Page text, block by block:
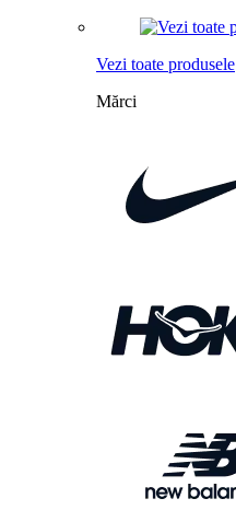
Vezi toate produsele
Mărci